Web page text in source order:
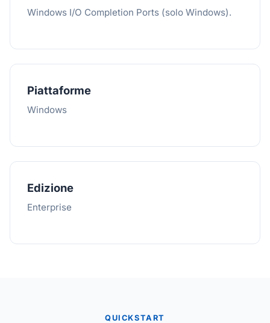
Windows I/O Completion Ports (solo Windows).
Piattaforme
Windows
Edizione
Enterprise
QUICKSTART